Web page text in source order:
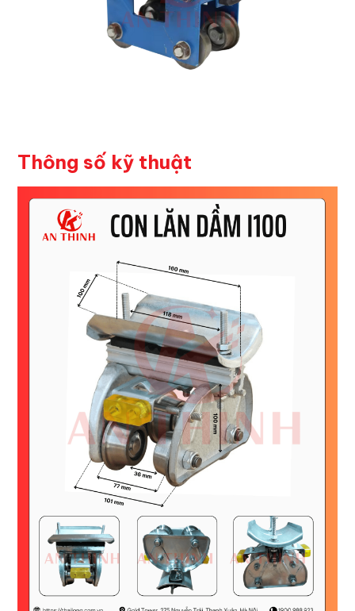
Thông số kỹ thuật